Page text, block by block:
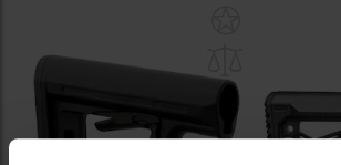
уподобань